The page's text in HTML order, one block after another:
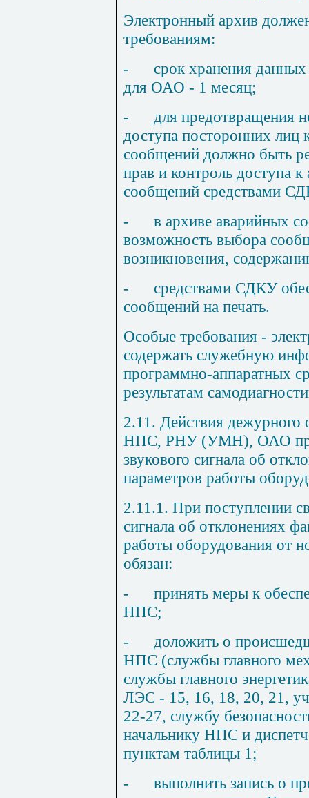
Электронный архив
требованиям:
-
срок хранения
для ОАО - 1 месяц;
-
для предотвращения
доступа посторонних лиц
сообщений должно быть
прав и контроль доступа
сообщений средствами
-
в архиве аварийных
возможность выбора
возникновения,
-
средствами СДКУ
сообщений на печать.
Особые требования -
содержать служебную
программно-аппаратных
результатам
2.11. Действия дежурного
НПС, РНУ (УМН), ОАО
звукового сигнала об
параметров работы
2.11 .1. При поступлении
сигнала об отклонениях
работы оборудования от
обязан:
-
принять меры к
НПС;
-
доложить о
НПС (службы главного
службы главного
ЛЭС - 15, 16, 18, 20, 21,
22-27, службу
начальнику НПС и
пунктам таблицы 1;
-
выполнить запись о